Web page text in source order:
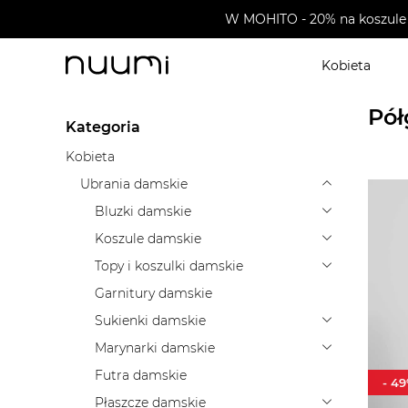
W MOHITO - 20% na
Kobieta
Kategoria
Kobieta
Ubrania damskie
Bluzki damskie
Koszule damskie
Topy i koszulki damskie
Garnitury damskie
Sukienki damskie
Marynarki damskie
Futra damskie
Płaszcze damskie
- 49